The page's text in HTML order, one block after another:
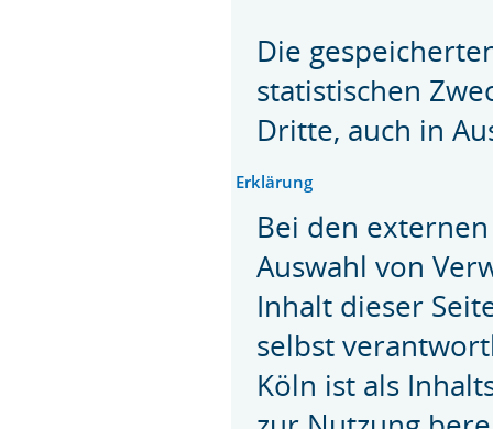
Die
statistischen
Dritte, auch in
Erklärung
Bei den
Auswahl von
Inhalt dieser
selbst
Köln ist als